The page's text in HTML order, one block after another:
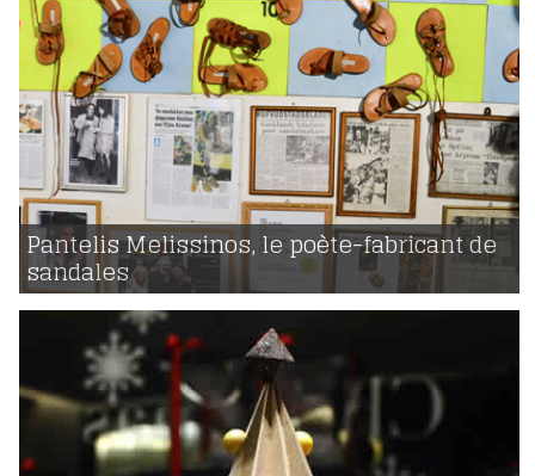
Pantelis Melissinos, le poète-fabricant de
sandales
voir
07 | 05 | 2015
976